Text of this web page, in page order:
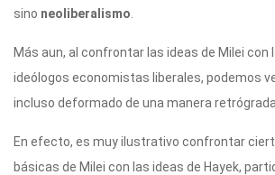
sino neoliberalismo
Más aun, al confrontar las ideas de Milei con
ideólogos economistas liberales, podemos
incluso deformado de una manera retrógrada.
En efecto, es muy ilustrativo confrontar
básicas de Milei con las ideas de Hayek,